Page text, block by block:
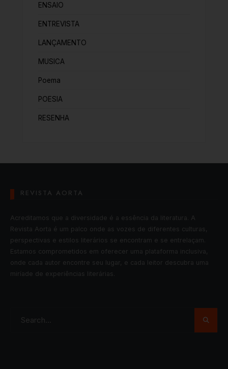
ENSAIO
ENTREVISTA
LANÇAMENTO
MUSICA
Poema
POESIA
RESENHA
REVISTA AORTA
Acreditamos que a diversidade é a essência da literatura. A
Revista Aorta é um palco onde as vozes de diferentes culturas,
perspectivas e estilos literários se encontram e se entrelaçam.
Estamos comprometidos em oferecer uma plataforma inclusiva,
onde cada autor encontre seu lugar, e cada leitor descubra uma
miríade de experiências literárias.